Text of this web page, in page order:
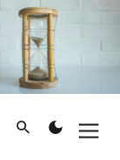
Rechercher